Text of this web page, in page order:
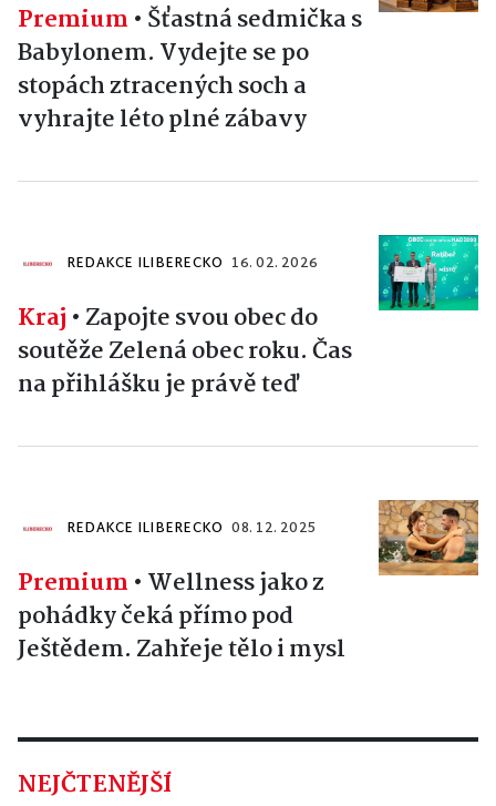
Premium • Šťastná sedmička s
Babylonem. Vydejte se po
stopách ztracených soch a
vyhrajte léto plné zábavy
REDAKCE ILIBERECKO 16. 02. 2026
Kraj • Zapojte svou obec do
soutěže Zelená obec roku. Čas
na přihlášku je právě teď
REDAKCE ILIBERECKO 08. 12. 2025
Premium • Wellness jako z
pohádky čeká přímo pod
Ještědem. Zahřeje tělo i mysl
NEJČTENĚJŠÍ